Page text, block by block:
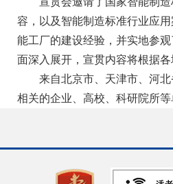
容，以及智能制造标准行业应
能工厂的建设经验，并实地参
面深入展开，宣贯内容将根据
来自北京市、天津市、河
相关的企业、高校、科研院所